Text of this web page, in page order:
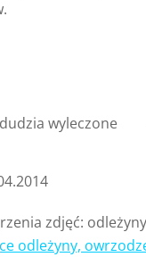
wyleczone
zdjęć:
odleżyny,